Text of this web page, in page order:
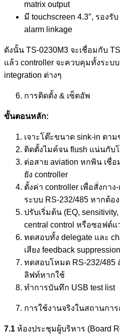
matrix output
มี touchscreen 4.3″, รองรั
alarm linkage
ดังนั้น TS‑0230M3 จะเชื่อมกับ
แล้ว controller จะควบคุมทั้งระบ
integration ต่างๆ
การติดตั้ง & เซ็ตอัพ
ขั้นตอนหลัก:
เจาะโต๊ะขนาด sink-in ตา
ติดตั้งไมค์จน flush แน่นกับ
ต่อสาย aviation หกพิน เชื่
ยัง controller
ตั้งค่า controller เพื่อสั่งกา
ระบบ RS‑232/485 หากต้อ
ปรับเริ่มต้น (EQ,
central control หรือซอฟต์แ
ทดสอบทั้ง delegate และ
เสียง feedback
ทดสอบโหมด RS‑232/485
ลิฟท์หากใช้
ทำการบันทึก USB test list
การใช้งานจริงในสถานกา
7.1 ห้องประชุมผู้บริหาร (Board